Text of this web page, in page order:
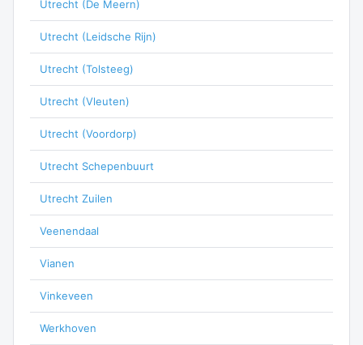
Utrecht (De Meern)
Utrecht (Leidsche Rijn)
Utrecht (Tolsteeg)
Utrecht (Vleuten)
Utrecht (Voordorp)
Utrecht Schepenbuurt
Utrecht Zuilen
Veenendaal
Vianen
Vinkeveen
Werkhoven